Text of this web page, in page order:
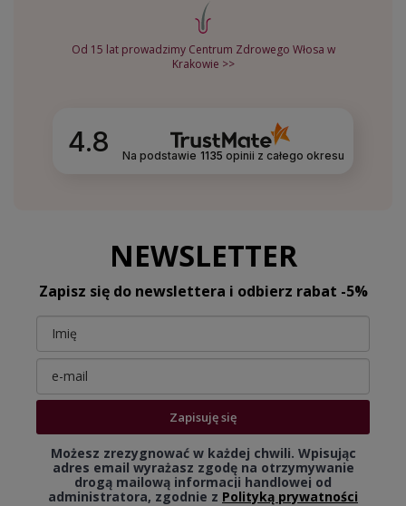
Od 15 lat prowadzimy Centrum Zdrowego Włosa w
Krakowie >>
4.8 Na podstawie 1135 opinii z całego okresu
NEWSLETTER
Zapisz się do newslettera i odbierz rabat -5%
Zapisuję się
Możesz zrezygnować w każdej chwili. Wpisując
adres email wyrażasz zgodę na otrzymywanie
drogą mailową informacji handlowej od
administratora, zgodnie z Polityką prywatności